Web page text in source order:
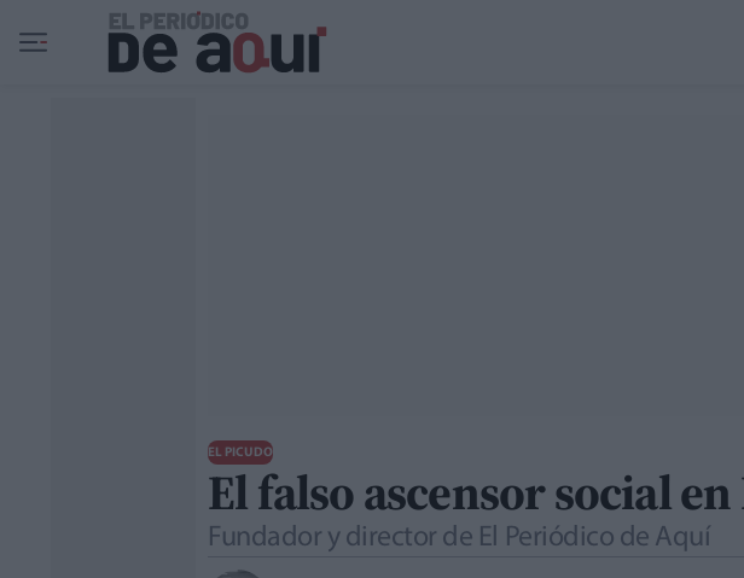
Ir al contenido principal
EL PICUDO
El falso ascensor social en
Fundador y director de El Periódico de Aquí